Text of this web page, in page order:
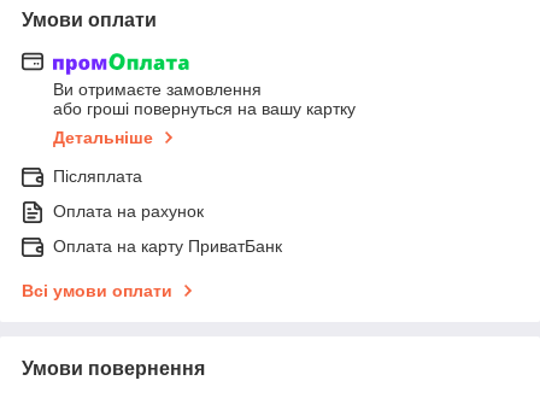
Умови оплати
Ви отримаєте замовлення
або гроші повернуться на вашу картку
Детальніше
Післяплата
Оплата на рахунок
Оплата на карту ПриватБанк
Всі умови оплати
Умови повернення